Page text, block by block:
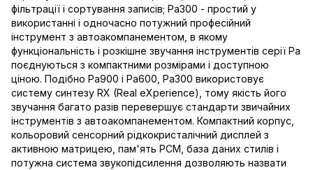
фільтрації і сортування записів; Pa300 - простий у
використанні і одночасно потужний професійний
інструмент з автоакомпанементом, в якому
функціональність і розкішне звучання інструментів серії Pa
поєднуються з компактними розмірами і доступною
ціною. Подібно Pa900 і Pa600, Pa300 використовує
систему синтезу RX (Real eXperience), тому якість його
звучання багато разів перевершує стандарти звичайних
інструментів з автоакомпанементом. Компактний корпус,
кольоровий сенсорний рідкокристалічний дисплей з
активною матрицею, пам'ять PCM, база даних стилів і
потужна система звукопідсилення дозволяють назвати